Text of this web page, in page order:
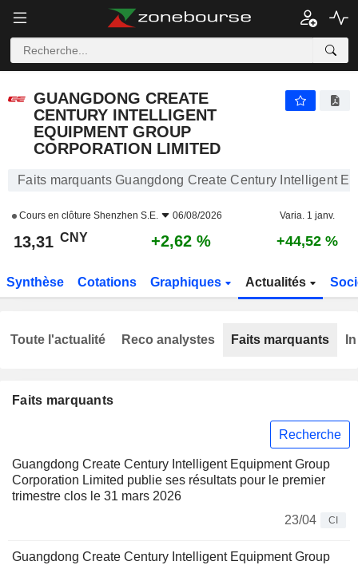
GUANGDONG CREATE
CENTURY INTELLIGENT
EQUIPMENT GROUP
CORPORATION LIMITED
Faits marquants Guangdong Create Century Intelligent
Cours en clôture Shenzhen S.E. 06/08/2026 Varia. 1 janv.
13,31 CNY +2,62 % +44,52 %
Synthèse Cotations Graphiques Actualités
Faits marquants
Recherche
Guangdong Create Century Intelligent Equipment Group
Corporation Limited publie ses résultats pour le premier
trimestre clos le 31 mars 2026
23/04
CI
Guangdong Create Century Intelligent Equipment Group
Toute l'actualité Reco analystes Faits marquants